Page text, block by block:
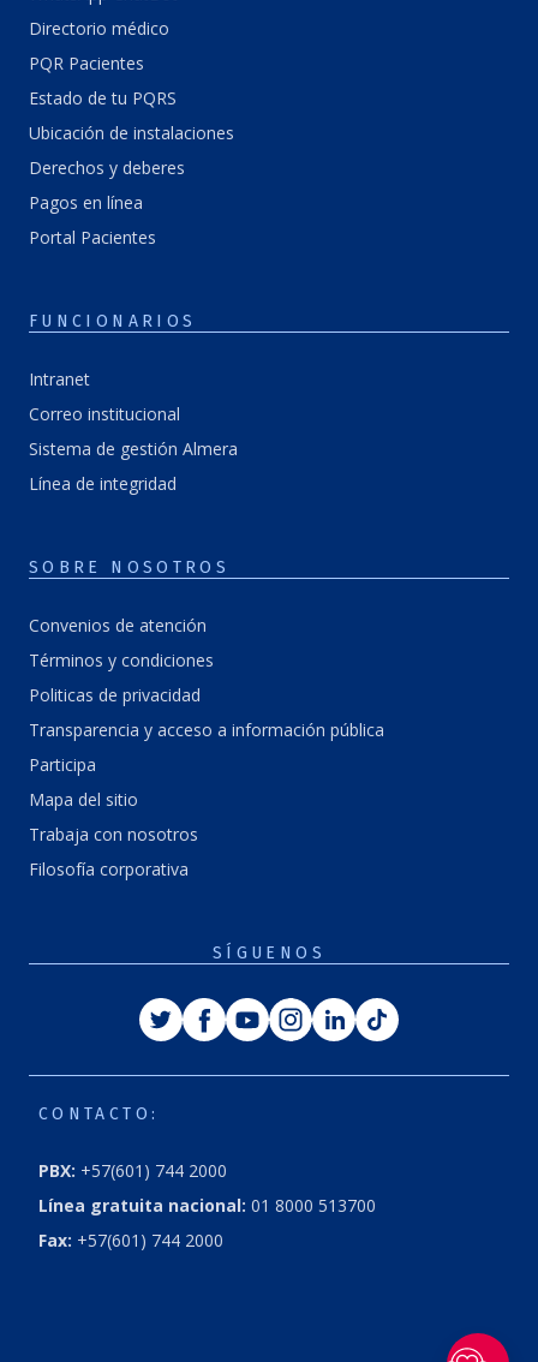
Directorio médico
PQR Pacientes
Estado de tu PQRS
Ubicación de instalaciones
Derechos y deberes
Pagos en línea
Portal Pacientes
FUNCIONARIOS
Intranet
Correo institucional
Sistema de gestión Almera
Línea de integridad
SOBRE NOSOTROS
Convenios de atención
Términos y condiciones
Politicas de privacidad
Transparencia y acceso a información pública
Participa
Mapa del sitio
Trabaja con nosotros
Filosofía corporativa
SÍGUENOS
TwitterFacebook
YoutubeInstagram
LinkedinTiktok
CONTACTO:
PBX: +57(601) 744 2000
Línea gratuita nacional: 01 8000 513700
Fax: +57(601) 744 2000